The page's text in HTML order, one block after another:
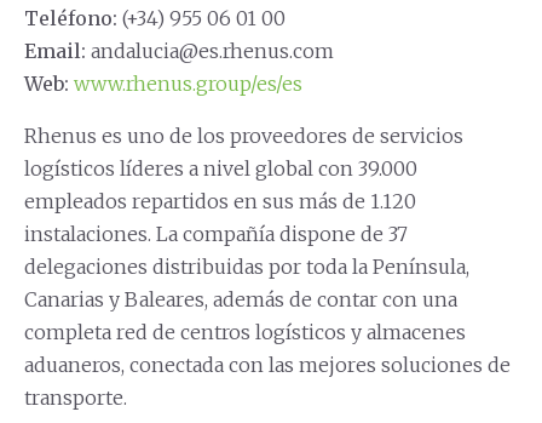
Teléfono: (+34) 955 06 01 00
Email: andalucia@es.rhenus.com
Web: www.rhenus.group/es/es
Rhenus es uno de los proveedores de servicios
logísticos líderes a nivel global con 39.000
empleados repartidos en sus más de 1.120
instalaciones. La compañía dispone de 37
delegaciones distribuidas por toda la Península,
Canarias y Baleares, además de contar con una
completa red de centros logísticos y almacenes
aduaneros, conectada con las mejores soluciones de
transporte.